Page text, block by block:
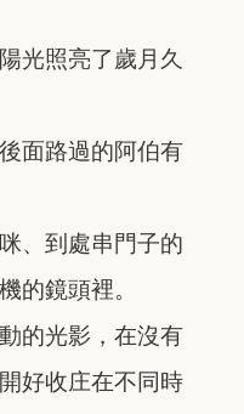
光照亮了歲月久
面路過的阿伯有
、到處串門子的
的鏡頭裡。
的光影，在沒有
好收庄在不同時